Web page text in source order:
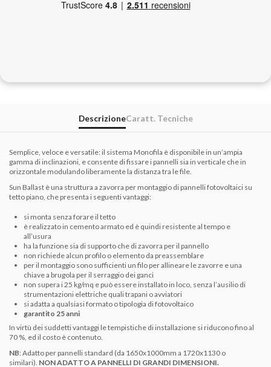
DescrizioneCaratt. Tecniche
Semplice, veloce e versatile: il sistema Monofila è disponibile in un’ampia
gamma di inclinazioni, e consente di fissare i pannelli sia in verticale che in
orizzontale modulando liberamente la distanza tra le file.
Sun Ballast è una struttura a zavorra per montaggio di pannelli fotovoltaici su
tetto piano, che presenta i seguenti vantaggi:
si monta senza forare il tetto
è realizzato in cemento armato ed è quindi resistente al tempo e
all’usura
ha la funzione sia di supporto che di zavorra per il pannello
non richiede alcun profilo o elemento da preassemblare
per il montaggio sono sufficienti un filo per allineare le zavorre e una
chiave a brugola per il serraggio dei ganci
non supera i 25 kg/mq e può essere installato in loco, senza l’ausilio di
strumentazioni elettriche quali trapani o avviatori
si adatta a qualsiasi formato o tipologia di fotovoltaico
garantito 25 anni
In virtù dei suddetti vantaggi le tempistiche di installazione si riducono fino al
70 %, ed il costo è contenuto.
NB: Adatto per pannelli standard (da 1650x1000mm a 1720x1130 o
similari). NON ADATTO A PANNELLI DI GRANDI DIMENSIONI.